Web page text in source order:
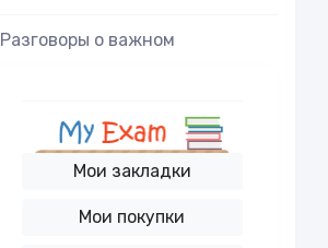
Разговоры о важном
Мои закладки
Мои покупки